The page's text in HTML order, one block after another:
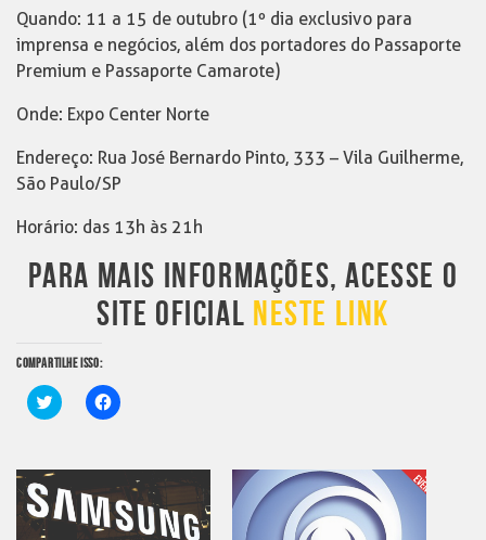
Quando: 11 a 15 de outubro (1º dia exclusivo para
imprensa e negócios, além dos portadores do Passaporte
Premium e Passaporte Camarote)
Onde: Expo Center Norte
Endereço: Rua José Bernardo Pinto, 333 – Vila Guilherme,
São Paulo/SP
Horário: das 13h às 21h
PARA MAIS INFORMAÇÕES, ACESSE O
SITE OFICIAL NESTE LINK
COMPARTILHE ISSO:
Clique
para
em
nova
janela)
Clique
para
em
nova
janela)